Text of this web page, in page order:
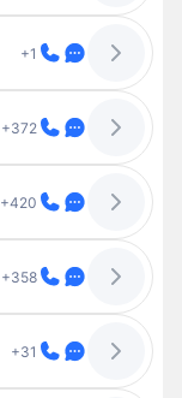
+1
+372
+420
+358
+31